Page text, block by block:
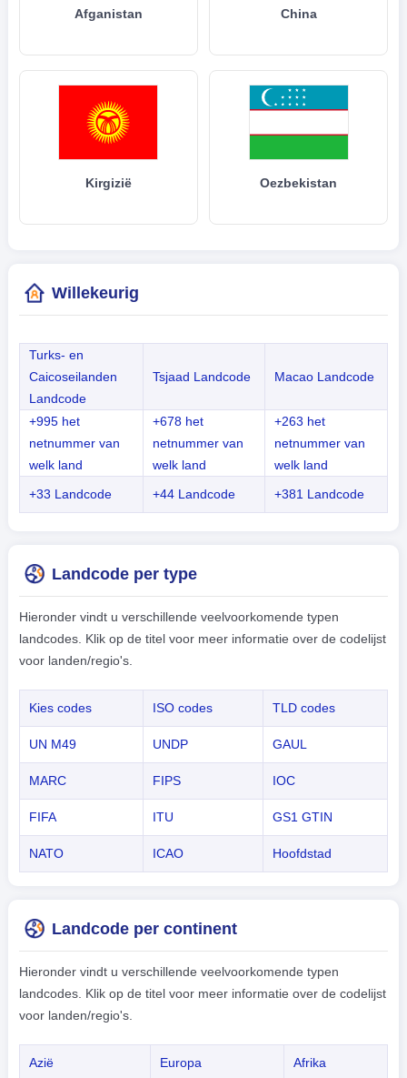
Afganistan China
Kirgizië Oezbekistan
Willekeurig
Turks- en
Caicoseilanden
Landcode
Tsjaad Landcode Macao Landcode
+995 het
netnummer van
welk land
+678 het
netnummer van
welk land
+263 het
netnummer van
welk land
+33 Landcode
+44 Landcode +381 Landcode
Landcode per type
Hieronder vindt u verschillende veelvoorkomende typen
landcodes. Klik op de titel voor meer informatie over de codelijst
voor landen/regio's.
Kies codes ISO codes TLD codes
UN M49 UNDP GAUL
MARC FIPS IOC
FIFA ITU GS1 GTIN
NATO ICAO Hoofdstad
Landcode per continent
Hieronder vindt u verschillende veelvoorkomende typen
landcodes. Klik op de titel voor meer informatie over de codelijst
voor landen/regio's.
Azië Europa Afrika